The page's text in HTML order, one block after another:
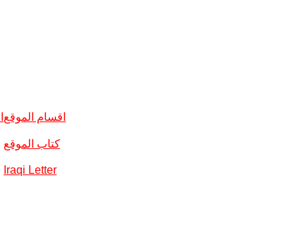
اقسام الموقع
كتاب الموقع
Iraqi Letter